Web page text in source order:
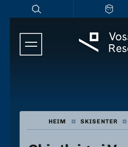
HEIM | SKISENTER |